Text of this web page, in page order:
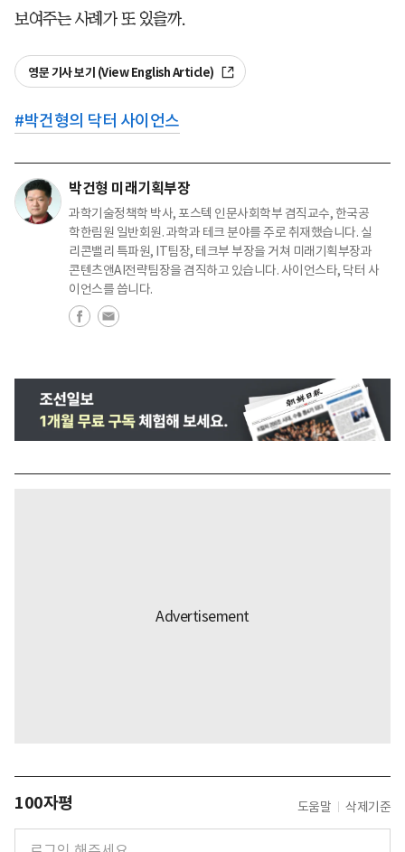
보여주는 사례가 또 있을까.
영문 기사 보기 (View English Article)
#박건형의 닥터 사이언스
박건형 미래기획부장
과학기술정책학 박사, 포스텍 인문사회학부 겸직교수, 한국공
학한림원 일반회원. 과학과 테크 분야를 주로 취재했습니다. 실
리콘밸리 특파원, IT팀장, 테크부 부장을 거쳐 미래기획부장과
콘텐츠앤AI전략팀장을 겸직하고 있습니다. 사이언스타, 닥터 사
이언스를 씁니다.
100자평 도움말 삭제기준